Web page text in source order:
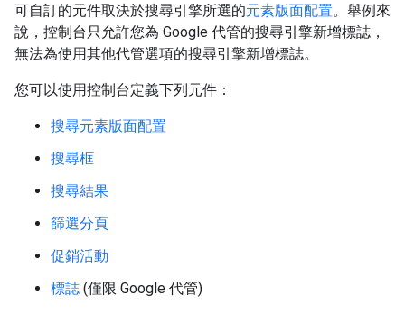
可自訂的元件取決於搜尋引擎所選的元素版面配置。舉例來
說，控制台只允許您為 Google 代管的搜尋引擎新增標誌，
無法為使用其他代管選項的搜尋引擎新增標誌。
您可以使用控制台定義下列元件：
搜尋元素版面配置
搜尋框
搜尋結果
篩選分頁
促銷活動
標誌 (僅限 Google 代管)